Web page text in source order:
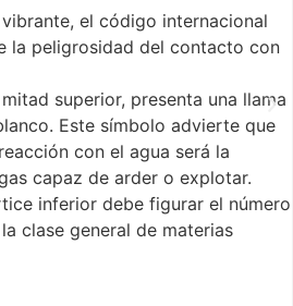
el código internacional
la peligrosidad del contacto con
superior, presenta una llama
Este símbolo advierte que
con el agua será la
capaz de arder o explotar.
inferior debe figurar el número
clase general de materias